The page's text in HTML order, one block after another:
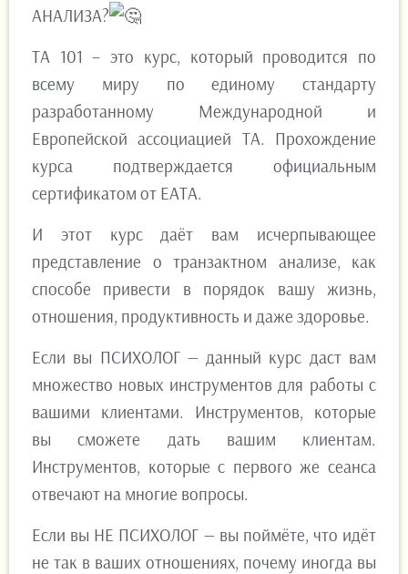
АНАЛИЗА?
ТА 101 – это курс, который проводится по
всему миру по единому стандарту
разработанному Международной и
Европейской ассоциацией ТА. Прохождение
курса подтверждается официальным
сертификатом от ЕАТА.
И этот курс даёт вам исчерпывающее
представление о транзактном анализе, как
способе привести в порядок вашу жизнь,
отношения, продуктивность и даже здоровье.
Если вы ПСИХОЛОГ — данный курс даст вам
множество новых инструментов для работы с
вашими клиентами. Инструментов, которые
вы сможете дать вашим клиентам.
Инструментов, которые с первого же сеанса
отвечают на многие вопросы.
Если вы НЕ ПСИХОЛОГ — вы поймёте, что идёт
не так в ваших отношениях, почему иногда вы